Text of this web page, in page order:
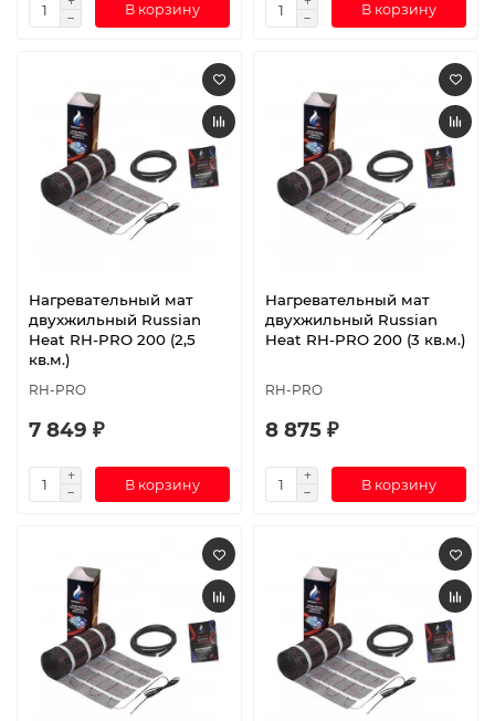
В корзину В корзину
Нагревательный мат
двухжильный Russian
Heat RH-PRO 200 (2,5
кв.м.)
RH-PRO
7 849 ₽
В корзину
Нагревательный мат
двухжильный Russian
Heat RH-PRO 200 (3 кв.м.)
RH-PRO
8 875 ₽
В корзину